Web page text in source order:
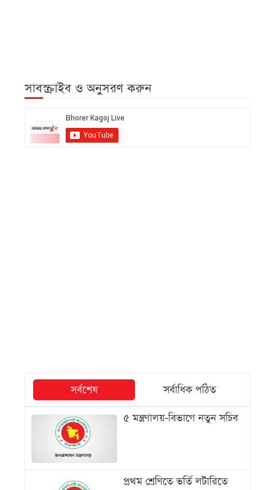
সাবস্ক্রাইব ও অনুসরণ করুন
সর্বশেষ
সর্বাধিক পঠিত
৫ মন্ত্রণালয়-বিভাগে নতুন সচিব
প্রথম শ্রেণিতে ভর্তি লটারিতে